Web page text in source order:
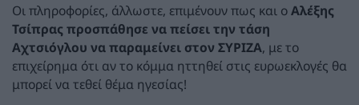
Οι πληροφορίες, άλλωστε, επιμένουν πως και οΑλέξης
Τσίπρας προσπάθησε να πείσει την τάση
Αχτσιόγλου να παραμείνει στον ΣΥΡΙΖΑ, με το
επιχείρημα ότι αν το κόμμα ηττηθεί στις ευρωεκλογές θα
μπορεί να τεθεί θέμα ηγεσίας!